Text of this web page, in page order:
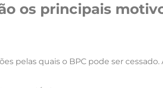
os principais
pelas quais o BPC pode ser